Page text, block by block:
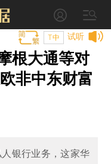
试听
T中
根大通等对
非中东财富
银行业务，这家华